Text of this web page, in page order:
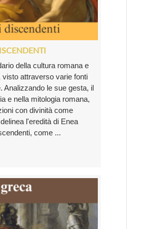
della cultura romana e
visto attraverso varie fonti
Analizzando le sue gesta, il
e nella mitologia romana,
con divinità come
l'eredità di Enea
come ...